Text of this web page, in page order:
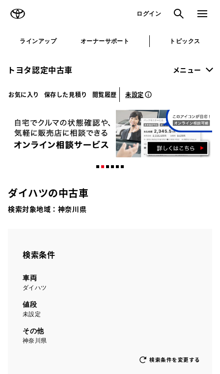
ログイン 検索 メニュ
ラインアップ オーナーサポート トピックス
トヨタ認定中古車 メニュー
お気に入り 保存した見積り 閲覧履歴 未設定
ダイハツの中古車
検索対象地域： 神奈川県
検索条件
車両
ダイハツ
値段
未設定
その他
神奈川県
検索条件を変更する